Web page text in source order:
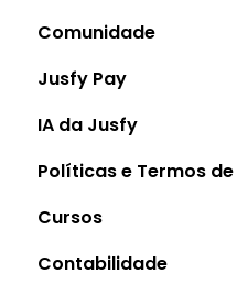
Comunidade
Manual de uso:
Jusfy Pay
Manual de Uso:
Manual de Uso:
Manual de Uso:
Manual de Uso:
IA da Jusfy
Políticas e Termos
Termos de Uso da
Política de
Cursos
Cursos
Contabilidade